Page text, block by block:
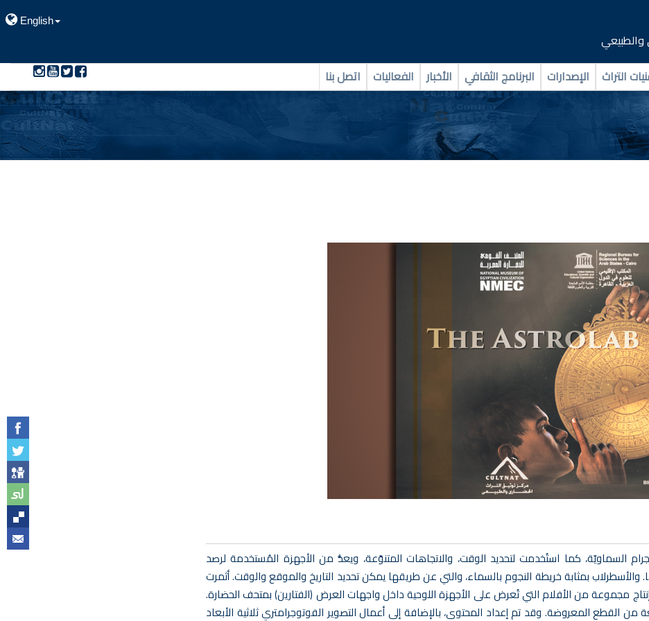
والطبيعي
English
التراث الإصدارات البرنامج الثقافي الأخبار الفعاليات اتصل بنا
السماويّة، كما استُخدمت لتحديد الوقت، والاتجاهات المتنوّعة، ويعدُّ من الأجهزة المُستخدمة لرصد
بمثابة خريطة النجوم بالسماء، والتي عن طريقها يمكن تحديد التاريخ والموقع والوقت. أثمرت
مجموعة من الأفلام التي تُعرض على الأجهزة اللوحية داخل واجهات العرض (الفتارين) بمتحف الحضارة.
القطع المعروضة. وقد تم إعداد المحتوى، بالإضافة إلى أعمال التصوير الفوتوجرامتري ثلاثية الأبعاد